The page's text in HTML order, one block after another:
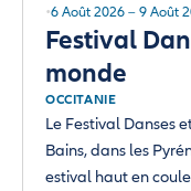
6 Août 2026 – 9 Août
Festival
monde
OCCITANIE
Le Festival Danses
Bains, dans les
estival haut en